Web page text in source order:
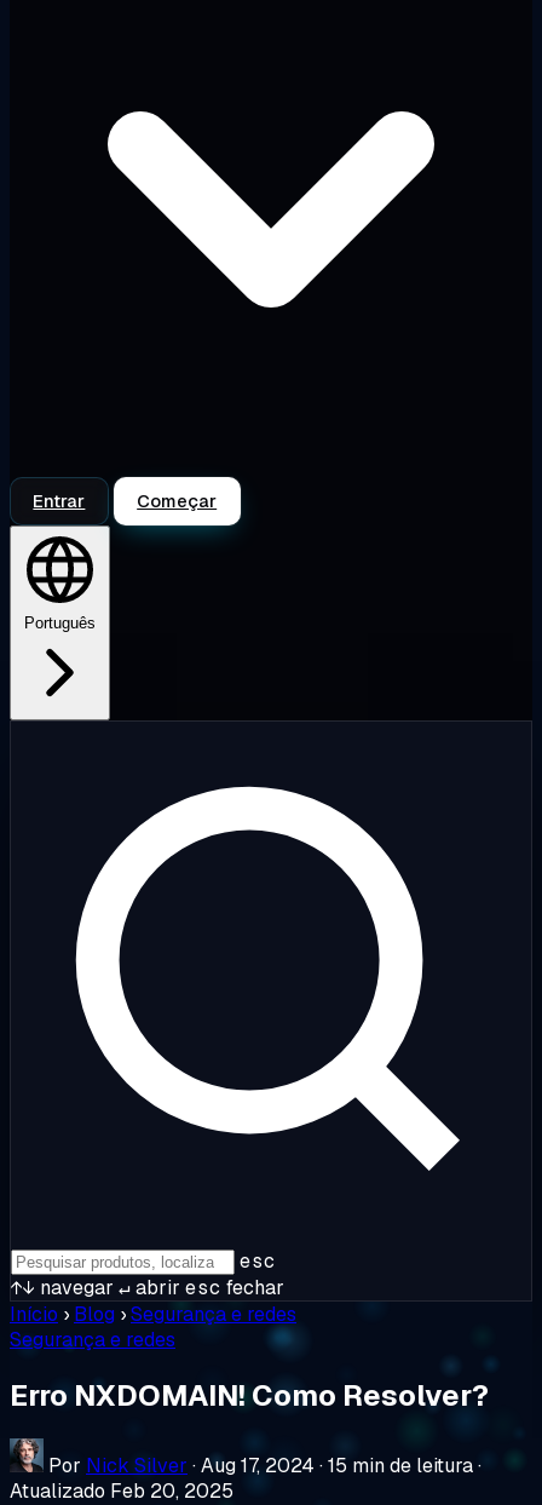
Entrar Começar
Português
esc
↑↓ navegar ↵abrir esc fechar
Início › Blog ›Segurança e redes
Segurança e redes
Erro NXDOMAIN! Como Resolver?
Por Nick Silver ·Aug 17, 2024 ·15 min de leitura·
Atualizado Feb 20, 2025